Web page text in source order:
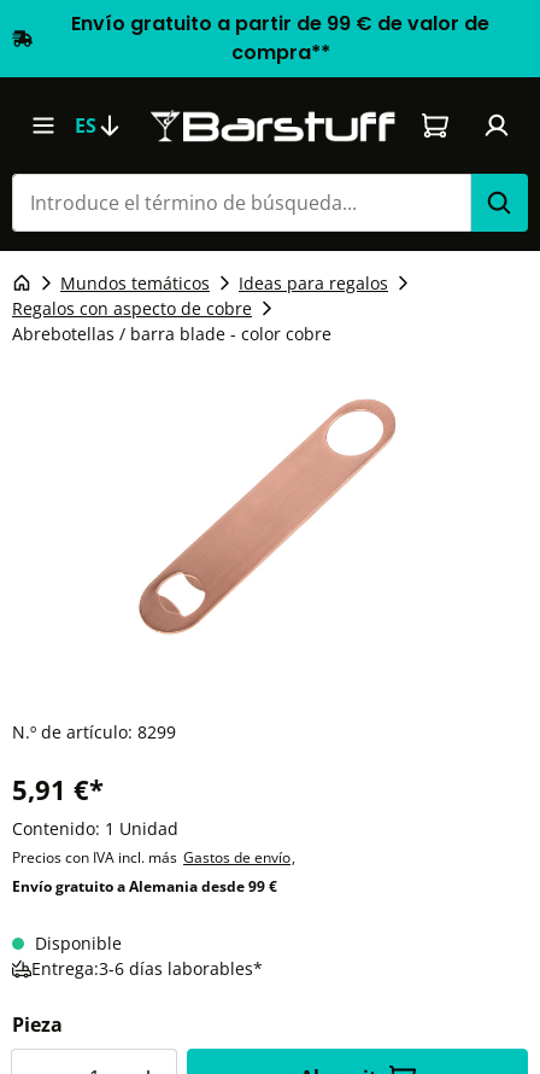
Envío gratuito a partir de 99 € de valor de
compra**
ES El carrito
Mundos temáticos
Ideas para regalos
Regalos con aspecto de cobre
Abrebotellas / barra blade - color cobre
N.º de artículo: 8299
5,91 €*
Contenido: 1 Unidad
Precios con IVA incl. más Gastos de envío,
Envío gratuito a Alemania desde 99 €
Disponible
Entrega:3-6 días laborables*
Pieza